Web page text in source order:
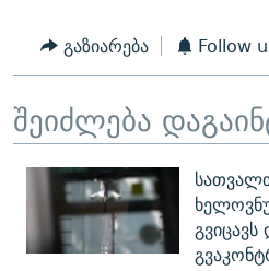
გაზიარება Follow
შეიძლება
გვიცავს